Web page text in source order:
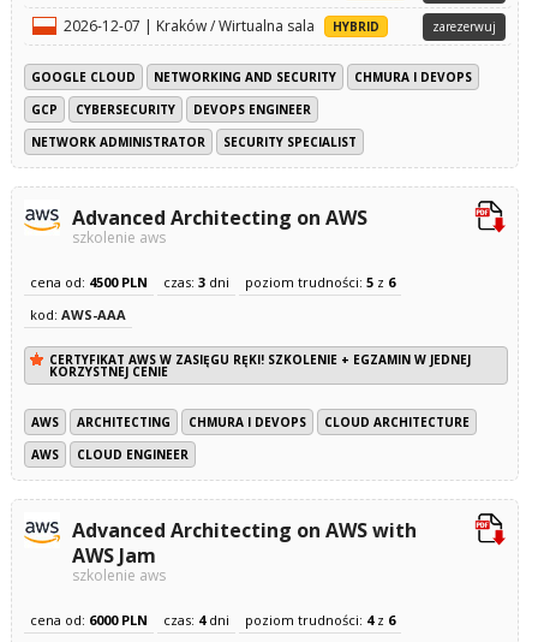
2026-12-07 | Kraków / Wirtualna sala HYBRID zarezerwuj
GOOGLE CLOUD NETWORKING AND SECURITY
CHMURA I DEVOPS
GCP
CYBERSECURITY
DEVOPS ENGINEER
NETWORK ADMINISTRATOR
SECURITY SPECIALIST
Advanced Architecting on AWS
szkolenie aws
cena od: 4500 PLN czas: 3dni poziom trudności: 5z 6
kod: AWS-AAA
CERTYFIKAT AWS W ZASIĘGU RĘKI! SZKOLENIE + EGZAMIN W JEDNEJ
KORZYSTNEJ CENIE
AWS ARCHITECTING CHMURA I DEVOPS
CLOUD ARCHITECTURE
AWS
CLOUD ENGINEER
Advanced Architecting on AWS with
AWS Jam
szkolenie aws
cena od: 6000 PLN czas: 4dni poziom trudności: 4z 6